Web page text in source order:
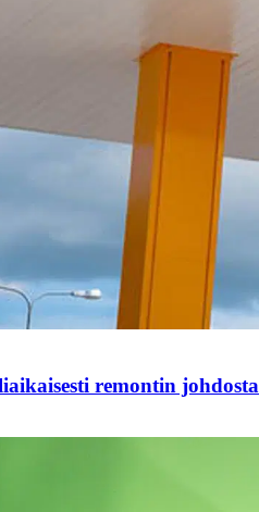
remontin johdosta